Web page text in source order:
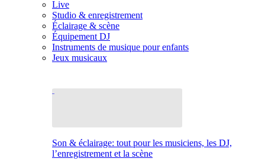
Live
Studio & enregistrement
Éclairage & scène
Équipement DJ
Instruments de musique pour enfants
Jeux musicaux
Son & éclairage: tout pour les musiciens, les DJ,
l’enregistrement et la scène